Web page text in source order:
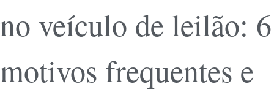
no veículo de leilão: 6
motivos frequentes e